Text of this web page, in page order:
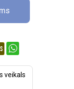
veikals